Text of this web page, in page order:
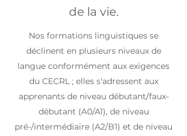
de la vie.
Nos formations linguistiques se
déclinent en plusieurs niveaux de
langue conformément aux exigences
du CECRL ; elles s'adressent aux
apprenants de niveau débutant/faux-
débutant (A0/A1), de niveau
pré-/intermédiaire (A2/B1) et de niveau